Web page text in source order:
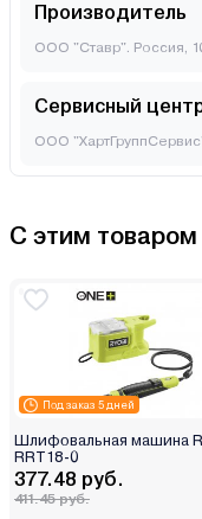
Производитель
ООО "Ставр". Россия,
Сервисный
ООО
С этим
Под заказ 5 дней
Шлифовальная машина
RRT18-0
377.48 руб.
411.45 руб.